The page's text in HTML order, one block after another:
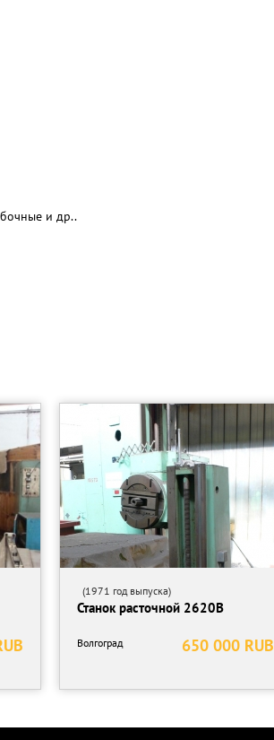
и др..
(1971 год выпуска)
Станок расточной 2620В
650 000 RUB
Волгоград